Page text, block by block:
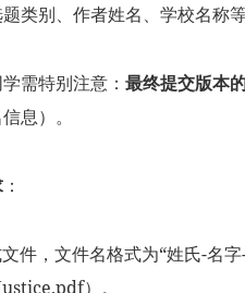
类别、作者姓名、学校名称
需特别注意：​最终提交版本
息）。
​：
件，文件名格式为“姓氏-名
）。